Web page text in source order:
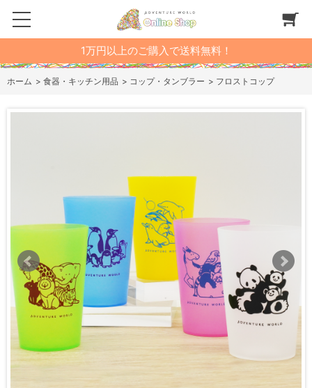
1万円以上のご購入で送料無料！
ホーム > 食器・キッチン用品 > コップ・タンブラー > フロストコップ